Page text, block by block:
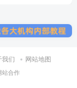
我们 网站地图
站合作